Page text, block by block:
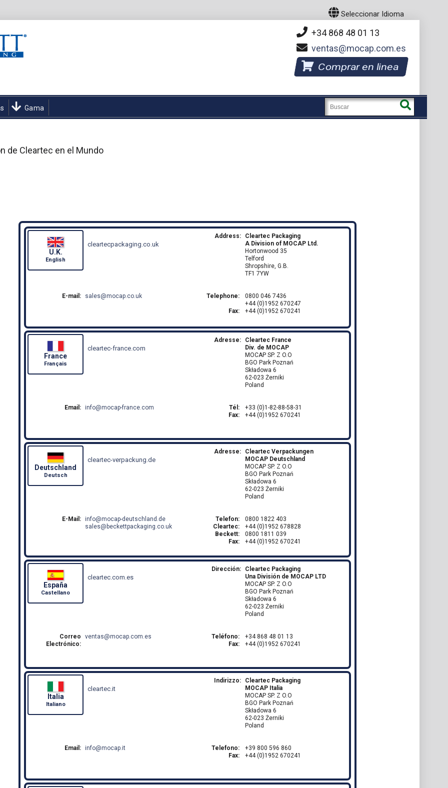
Seleccionar Idioma
+34 868 48 01 13
ventas
mocap.com.es
Comprar en linea
Gama
de Cleartec en el Mundo
U.K.
English
cleartecpackaging.co.uk
Address:
Cleartec Packaging
A Division of MOCAP Ltd.
Hortonwood 35
Telford
Shropshire, G.B.
TF1 7YW
E-mail: sales mocap.co.uk Telephone:
Fax:
0800 046 7436
+44 (0)1952 670247
+44 (0)1952 670241
France
Français
cleartec-france.com
Adresse:
Cleartec France
Div. de MOCAP
MOCAP SP. Z O.O
BGO Park Poznań
Składowa 6
62-023 Żerniki
Poland
Email: info mocap-france.com
Tél:
Fax:
+33 (0)1-82-88-58-31
+44 (0)1952 670241
Deutschland
Deutsch
cleartec-verpackung.de
Adresse:
Cleartec Verpackungen
MOCAP Deutschland
MOCAP SP. Z O.O
BGO Park Poznań
Składowa 6
62-023 Żerniki
Poland
E-Mail: info
mocap-deutschland.de
sales
beckettpackaging.co.uk
Telefon:
Cleartec:
Beckett:
Fax:
0800 1822 403
+44 (0)1952 678828
0800 1811 039
+44 (0)1952 670241
España
Castellano
cleartec.com.es
Dirección:
Cleartec Packaging
Una División de MOCAP LTD
MOCAP SP. Z O.O
BGO Park Poznań
Składowa 6
62-023 Żerniki
Poland
Correo
Electrónico:
ventas mocap.com.es
Teléfono:
Fax:
+34 868 48 01 13
+44 (0)1952 670241
Italia
Italiano
cleartec.it
Indirizzo:
Cleartec Packaging
MOCAP Italia
MOCAP SP. Z O.O
BGO Park Poznań
Składowa 6
62-023 Żerniki
Poland
Email: info mocap.it
Telefono:
Fax:
+39 800 596 860
+44 (0)1952 670241